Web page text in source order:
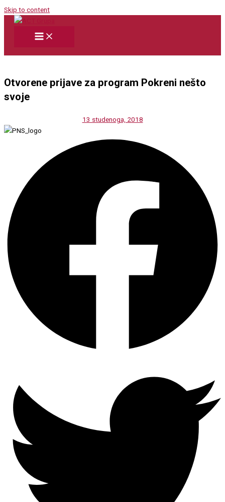
Skip to content
Otvorene prijave za program Pokreni nešto
svoje
13 studenoga, 2018